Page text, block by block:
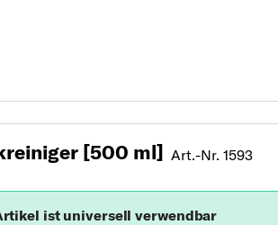
[500 ml] Art.-Nr. 1593
ist universell verwendbar